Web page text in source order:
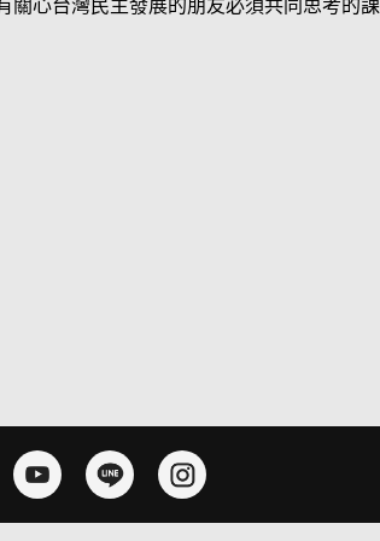
心台灣民主發展的朋友必須共同思考的課
希拉蕊電郵的調查，引起民主黨和共